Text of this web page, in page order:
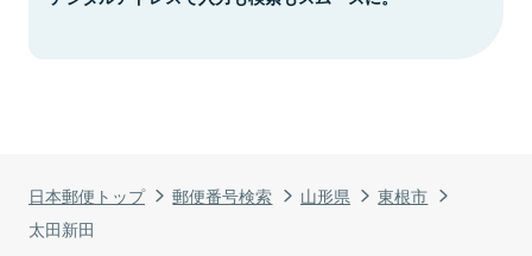
日本郵便トップ 郵便番号検索 山形県
東根市
太田新田